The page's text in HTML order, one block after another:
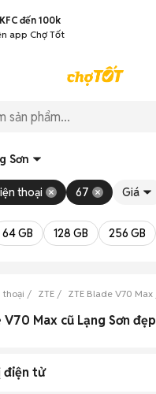
đến 100k
app Chợ Tốt
Sơn
thoại 67 Giá
64 GB 128 GB 256 GB
ZTE ZTE Blade V70 Max
Max cũ Lạng Sơn đẹp
điện tử